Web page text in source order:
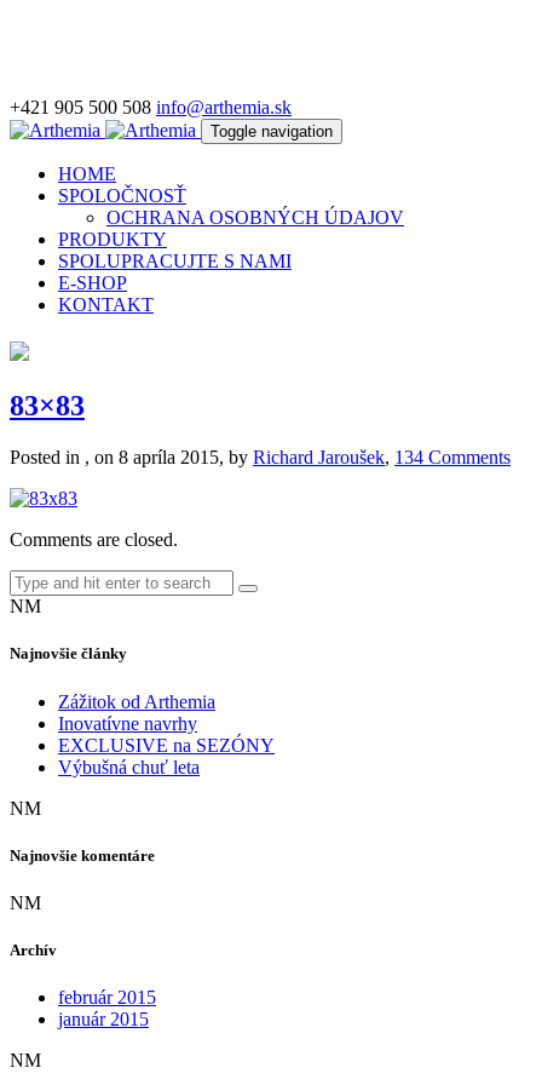
+421 905 500 508 info@arthemia.sk
Toggle navigation
HOME
SPOLOČNOSŤ
OCHRANA OSOBNÝCH ÚDAJOV
PRODUKTY
SPOLUPRACUJTE S NAMI
E-SHOP
KONTAKT
83×83
Posted in , on 8 apríla 2015, by Richard Jaroušek, 134 Comments
Comments are closed.
NM
Najnovšie články
Zážitok od Arthemia
Inovatívne navrhy
EXCLUSIVE na SEZÓNY
Výbušná chuť leta
NM
Najnovšie komentáre
NM
Archív
február 2015
január 2015
NM